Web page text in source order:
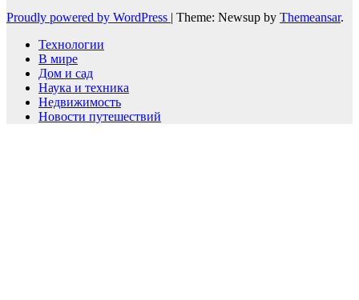
Proudly powered by WordPress | Theme: Newsup by Themeansar.
Технологии
В мире
Дом и сад
Наука и техника
Недвижимость
Новости путешествий